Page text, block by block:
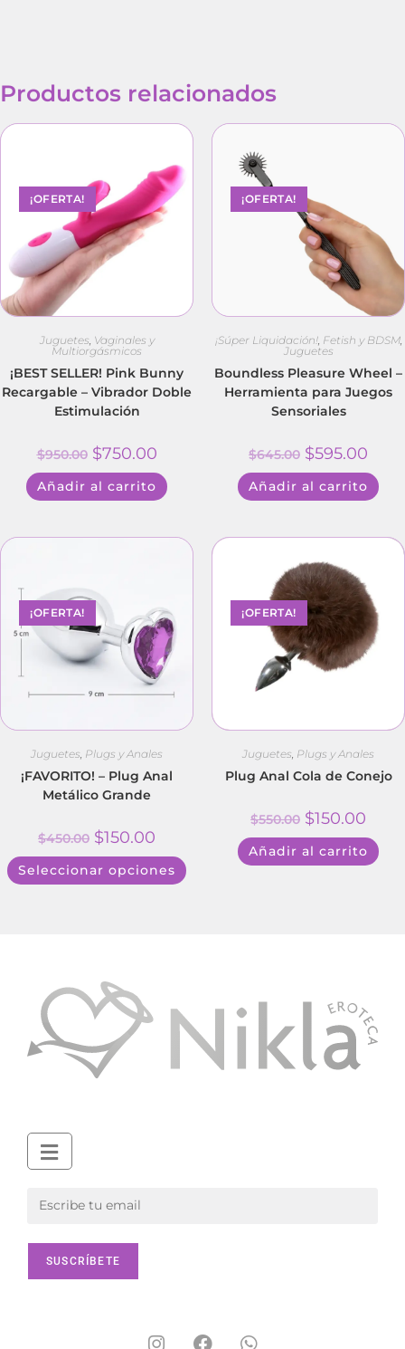
Productos relacionados
¡OFERTA!
Juguetes Vaginales y
Multiorgásmicos
¡BEST SELLER! Pink Bunny
Recargable – Vibrador Doble
Estimulación
$950.00 $750.00
Añadir al carrito
¡OFERTA!
¡Súper Liquidación!, Fetish y BDSM,
Juguetes
Boundless Pleasure Wheel –
Herramienta para Juegos
Sensoriales
$645.00 $595.00
Añadir al carrito
¡OFERTA!
Juguetes Plugs y Anales
¡FAVORITO! – Plug Anal
Metálico Grande
$450.00 $150.00
Seleccionar opciones
¡OFERTA!
Juguetes Plugs y Anales
Plug Anal Cola de Conejo
$550.00 $150.00
Añadir al carrito